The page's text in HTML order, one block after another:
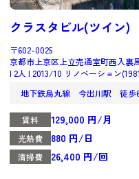
クラスタビル(ツイン)
〒602-0025
京都市上京区上立売通室町西入裏
| 2人 | 2013/10 リノベーション
地下鉄烏丸線 今出川駅 徒歩
賃料 129,000 円/月
光熱費 880 円/日
清掃費 26,400 円/回